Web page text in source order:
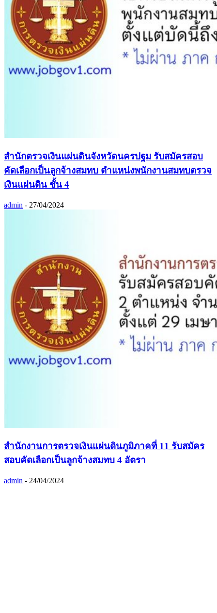
สำนักตรวจเงินแผ่นดินจังหวัดนครปฐม รับสมัครสอบ
คัดเลือกเป็นลูกจ้างสมทบ ตำแหน่งพนักงานสมทบตรวจ
เงินแผ่นดิน ชั้น 4
admin - 27/04/2024
สำนักงานการตรวจเงินแผ่นดินภูมิภาคที่ 11 รับสมัคร
สอบคัดเลือกเป็นลูกจ้างสมทบ 4 อัตรา
admin - 24/04/2024